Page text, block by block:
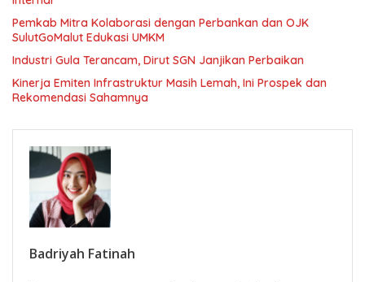
Pemkab Mitra Kolaborasi dengan Perbankan dan OJK
SulutGoMalut Edukasi UMKM
Industri Gula Terancam, Dirut SGN Janjikan Perbaikan
Kinerja Emiten Infrastruktur Masih Lemah, Ini Prospek dan
Rekomendasi Sahamnya
Badriyah Fatinah